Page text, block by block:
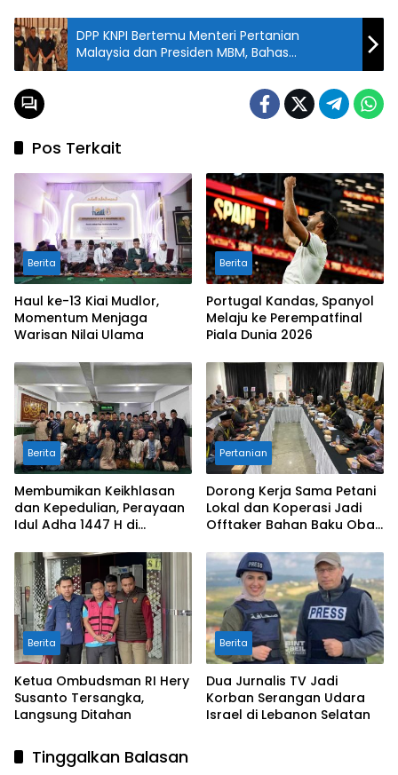
DPP KNPI Bertemu Menteri Pertanian
Malaysia dan Presiden MBM, Bahas
Kerjasama Ketahanan Pangan
Pos Terkait
Berita
Haul ke-13 Kiai Mudlor,
Momentum Menjaga
Warisan Nilai Ulama
Berita
Portugal Kandas, Spanyol
Melaju ke Perempatfinal
Piala Dunia 2026
Berita
Membumikan Keikhlasan
dan Kepedulian, Perayaan
Idul Adha 1447 H di
Pertanian
Dorong Kerja Sama Petani
Lokal dan Koperasi Jadi
Offtaker Bahan Baku Obat
Berita
Ketua Ombudsman RI Hery
Susanto Tersangka,
Langsung Ditahan
Berita
Dua Jurnalis TV Jadi
Korban Serangan Udara
Israel di Lebanon Selatan
Tinggalkan Balasan